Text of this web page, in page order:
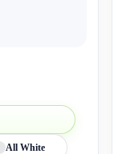
All White